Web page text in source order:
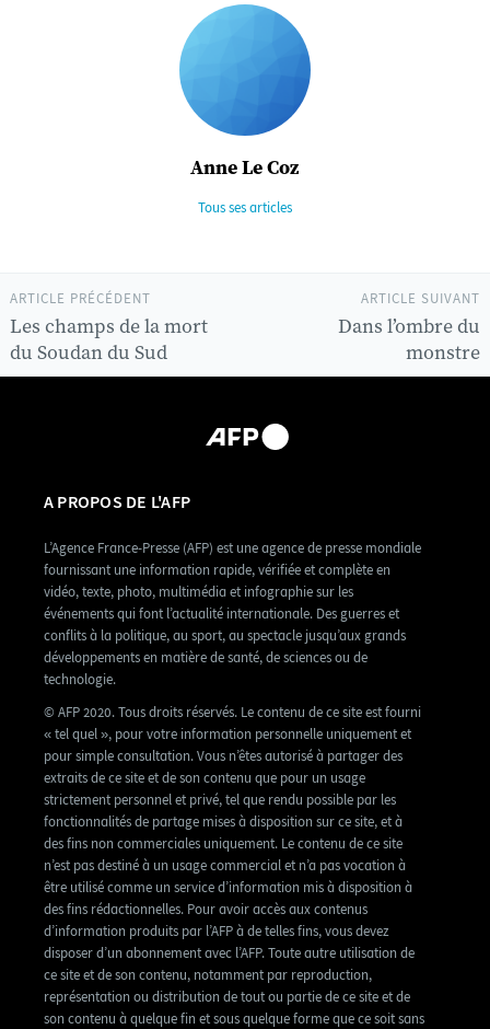
Anne Le Coz
Tous ses articles
ARTICLE SUIVANT
Dans l’ombre du
monstre
ARTICLE PRÉCÉDENT
Les champs de la mort
du Soudan du Sud
A PROPOS DE L'AFP
L’Agence France-Presse (AFP) est une agence de presse mondiale
fournissant une information rapide, vérifiée et complète en
vidéo, texte, photo, multimédia et infographie sur les
événements qui font l’actualité internationale. Des guerres et
conflits à la politique, au sport, au spectacle jusqu’aux grands
développements en matière de santé, de sciences ou de
technologie.
© AFP 2020. Tous droits réservés. Le contenu de ce site est fourni
« tel quel », pour votre information personnelle uniquement et
pour simple consultation. Vous n’êtes autorisé à partager des
extraits de ce site et de son contenu que pour un usage
strictement personnel et privé, tel que rendu possible par les
fonctionnalités de partage mises à disposition sur ce site, et à
des fins non commerciales uniquement. Le contenu de ce site
n’est pas destiné à un usage commercial et n’a pas vocation à
être utilisé comme un service d’information mis à disposition à
des fins rédactionnelles. Pour avoir accès aux contenus
d’information produits par l’AFP à de telles fins, vous devez
disposer d’un abonnement avec l’AFP. Toute autre utilisation de
ce site et de son contenu, notamment par reproduction,
représentation ou distribution de tout ou partie de ce site et de
son contenu à quelque fin et sous quelque forme que ce soit sans